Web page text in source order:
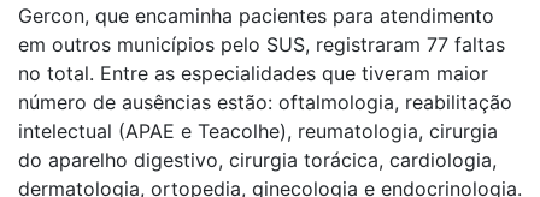
Gercon, que encaminha pacientes para atendimento
em outros municípios pelo SUS, registraram 77 faltas
no total. Entre as especialidades que tiveram maior
número de ausências estão: oftalmologia, reabilitação
intelectual (APAE e Teacolhe), reumatologia, cirurgia
do aparelho digestivo, cirurgia torácica, cardiologia,
dermatologia, ortopedia, ginecologia e endocrinologia.